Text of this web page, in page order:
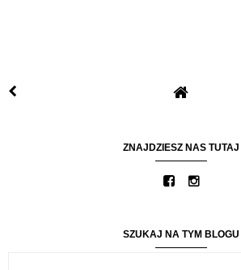
ZNAJDZIESZ NAS TUTAJ
SZUKAJ NA TYM BLOGU